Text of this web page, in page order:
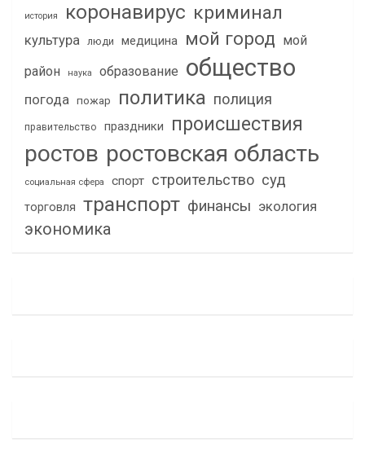
история коронавирус криминал
культура люди медицина мой город мой
район
наука образование общество
погода пожар политика полиция
правительство праздники происшествия
ростов ростовская область
социальная сфера спорт строительство суд
торговля транспорт финансы экология
экономика